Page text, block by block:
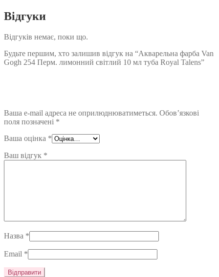
Відгуки
Відгуків немає, поки що.
Будьте першим, хто залишив відгук на “Акварельна фарба Van
Gogh 254 Перм. лимонний світлий 10 мл туба Royal Talens”
Ваша e-mail адреса не оприлюднюватиметься. Обов’язкові
поля позначені *
Ваша оцінка *
Ваш відгук *
Назва *
Email *